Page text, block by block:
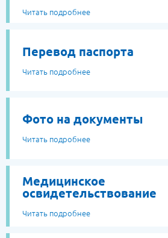
Читать подробнее
Перевод паспорта
Читать подробнее
Фото на документы
Читать подробнее
Медицинское
освидетельствование
Читать подробнее